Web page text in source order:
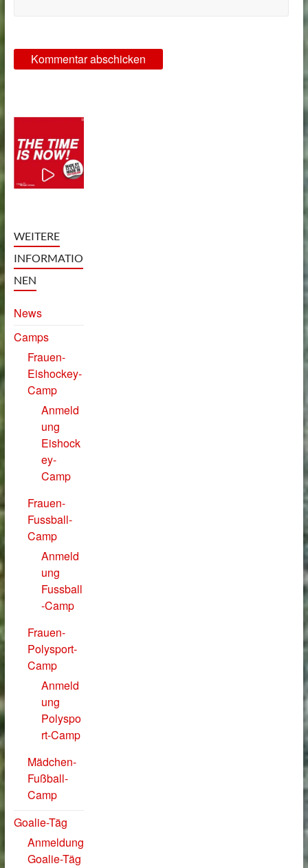
WEITERE
INFORMATIO
NEN
News
Camps
Frauen-
Eishockey-
Camp
Anmeld
ung
Eishock
ey-
Camp
Frauen-
Fussball-
Camp
Anmeld
ung
Fussball
-Camp
Frauen-
Polysport-
Camp
Anmeld
ung
Polyspo
rt-Camp
Mädchen-
Fußball-
Camp
Goalie-Täg
Anmeldung
Goalie-Täg